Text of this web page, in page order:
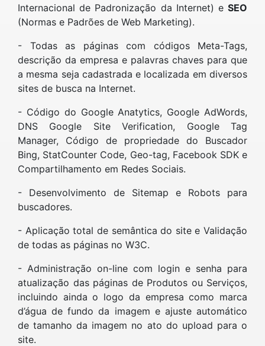
Internacional de Padronização da Internet) e SEO
(Normas e Padrões de Web Marketing).
- Todas as páginas com códigos Meta-Tags,
descrição da empresa e palavras chaves para que
a mesma seja cadastrada e localizada em diversos
sites de busca na Internet.
- Código do Google Anatytics, Google AdWords,
DNS Google Site Verification, Google Tag
Manager, Código de propriedade do Buscador
Bing, StatCounter Code, Geo-tag, Facebook SDK e
Compartilhamento em Redes Sociais.
- Desenvolvimento de Sitemap e Robots para
buscadores.
- Aplicação total de semântica do site e Validação
de todas as páginas no W3C.
- Administração on-line com login e senha para
atualização das páginas de Produtos ou Serviços,
incluindo ainda o logo da empresa como marca
d’água de fundo da imagem e ajuste automático
de tamanho da imagem no ato do upload para o
site.